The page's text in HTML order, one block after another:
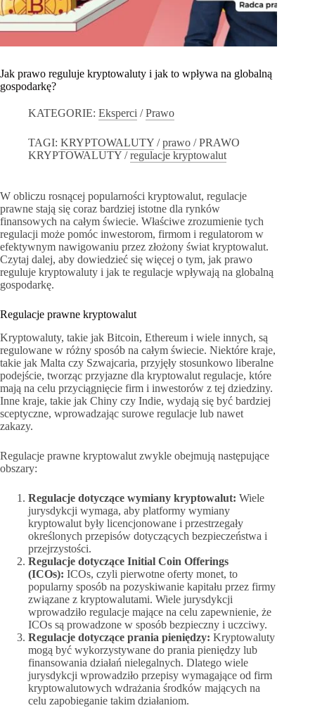
Jak prawo reguluje kryptowaluty i jak to wpływa na globalną
gospodarkę?
KATEGORIE: Eksperci /Prawo
TAGI: KRYPTOWALUTY /prawo /PRAWO
KRYPTOWALUTY /regulacje kryptowalut
W obliczu rosnącej popularności kryptowalut, regulacje
prawne stają się coraz bardziej istotne dla rynków
finansowych na całym świecie. Właściwe zrozumienie tych
regulacji może pomóc inwestorom, firmom i regulatorom w
efektywnym nawigowaniu przez złożony świat kryptowalut.
Czytaj dalej, aby dowiedzieć się więcej o tym, jak prawo
reguluje kryptowaluty i jak te regulacje wpływają na globalną
gospodarkę.
Regulacje prawne kryptowalut
Kryptowaluty, takie jak Bitcoin, Ethereum i wiele innych, są
regulowane w różny sposób na całym świecie. Niektóre kraje,
takie jak Malta czy Szwajcaria, przyjęły stosunkowo liberalne
podejście, tworząc przyjazne dla kryptowalut regulacje, które
mają na celu przyciągnięcie firm i inwestorów z tej dziedziny.
Inne kraje, takie jak Chiny czy Indie, wydają się być bardziej
sceptyczne, wprowadzając surowe regulacje lub nawet
zakazy.
Regulacje prawne kryptowalut zwykle obejmują następujące
obszary:
Regulacje dotyczące wymiany kryptowalut: Wiele
jurysdykcji wymaga, aby platformy wymiany
kryptowalut były licencjonowane i przestrzegały
określonych przepisów dotyczących bezpieczeństwa i
przejrzystości.
Regulacje dotyczące Initial Coin Offerings
(ICOs): ICOs, czyli pierwotne oferty monet, to
popularny sposób na pozyskiwanie kapitału przez firmy
związane z kryptowalutami. Wiele jurysdykcji
wprowadziło regulacje mające na celu zapewnienie, że
ICOs są prowadzone w sposób bezpieczny i uczciwy.
Regulacje dotyczące prania pieniędzy: Kryptowaluty
mogą być wykorzystywane do prania pieniędzy lub
finansowania działań nielegalnych. Dlatego wiele
jurysdykcji wprowadziło przepisy wymagające od firm
kryptowalutowych wdrażania środków mających na
celu zapobieganie takim działaniom.